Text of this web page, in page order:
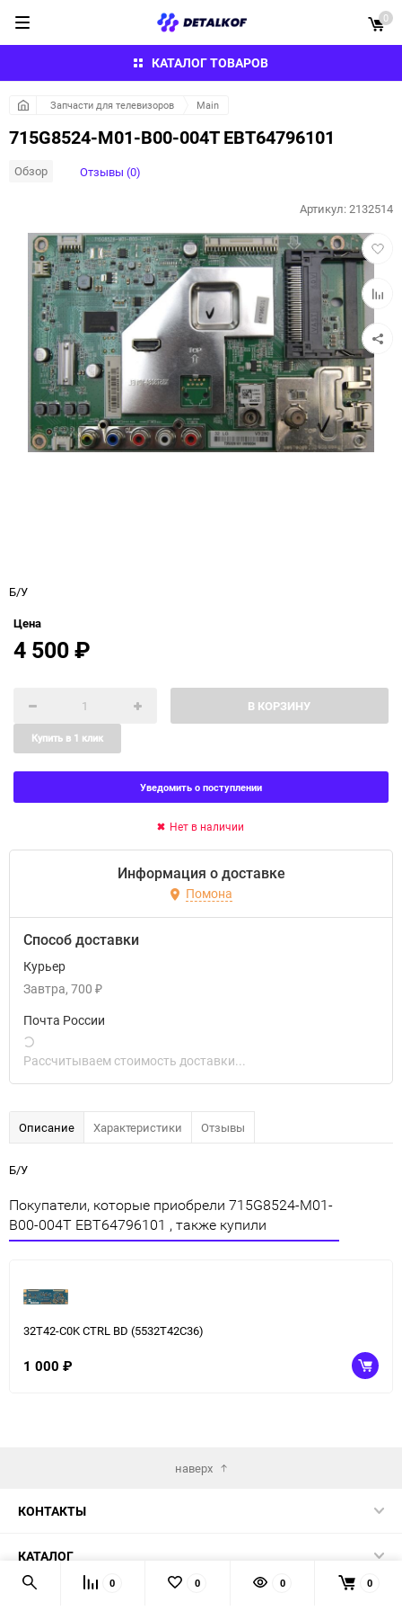
КАТАЛОГ ТОВАРОВ
0
Запчасти для телевизоров Main
715G8524-M01-B00-004T EBT64796101
Обзор Отзывы (0)
в
к
Артикул:2132514
Б/У
Цена
4 500₽
В КОРЗИНУ
Купить в 1 клик
Уведомить о поступлении
Нет в наличии
Информация о доставке
Помона
Способ доставки
Курьер
Завтра 700 ₽
Почта России
Рассчитываем стоимость доставки...
Описание Характеристики Отзывы
Б/У
Покупатели, которые приобрели 715G8524-M01-
B00-004T EBT64796101 , также купили
32T42-C0K CTRL BD (5532T42C36)
1 000 ₽
наверх
КОНТАКТЫ
КАТАЛОГ
0 0 0 0